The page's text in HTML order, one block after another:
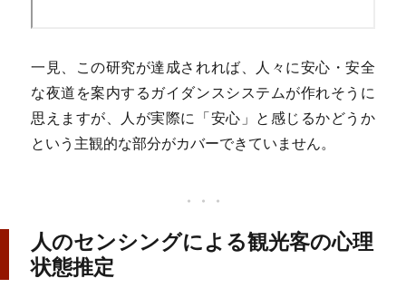
一見、この研究が達成されれば、人々に安心・安全
な夜道を案内するガイダンスシステムが作れそうに
思えますが、人が実際に「安心」と感じるかどうか
という主観的な部分がカバーできていません。
人のセンシングによる観光客の心理
状態推定